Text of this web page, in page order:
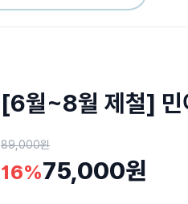
[6월~8월 제철] 민
89,000원
16%75,000원